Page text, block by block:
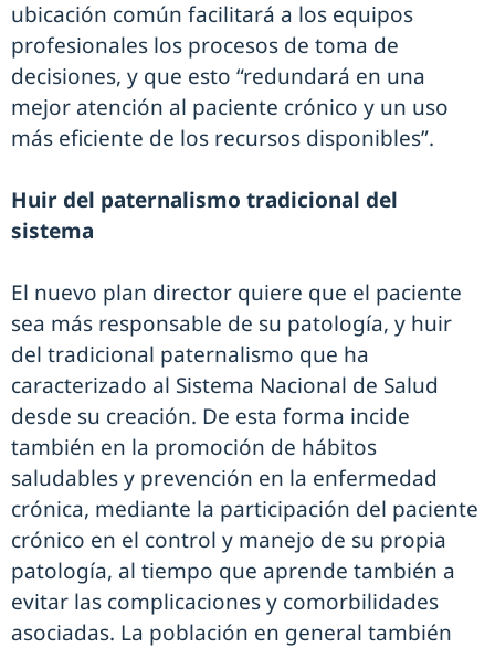
ubicación común facilitará a los equipos
profesionales los procesos de toma de
decisiones, y que esto “redundará en una
mejor atención al paciente crónico y un uso
más eficiente de los recursos disponibles”.
Huir del paternalismo tradicional del
sistema
El nuevo plan director quiere que el paciente
sea más responsable de su patología, y huir
del tradicional paternalismo que ha
caracterizado al Sistema Nacional de Salud
desde su creación. De esta forma incide
también en la promoción de hábitos
saludables y prevención en la enfermedad
crónica, mediante la participación del paciente
crónico en el control y manejo de su propia
patología, al tiempo que aprende también a
evitar las complicaciones y comorbilidades
asociadas. La población en general también